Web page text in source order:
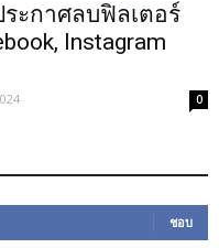
ะกาศลบฟิลเตอร์
Instagram
0
ชอบ